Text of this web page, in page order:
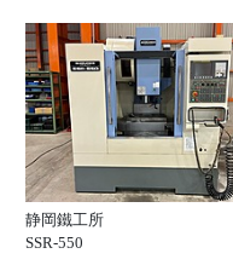
静岡鐵工所
SSR-550